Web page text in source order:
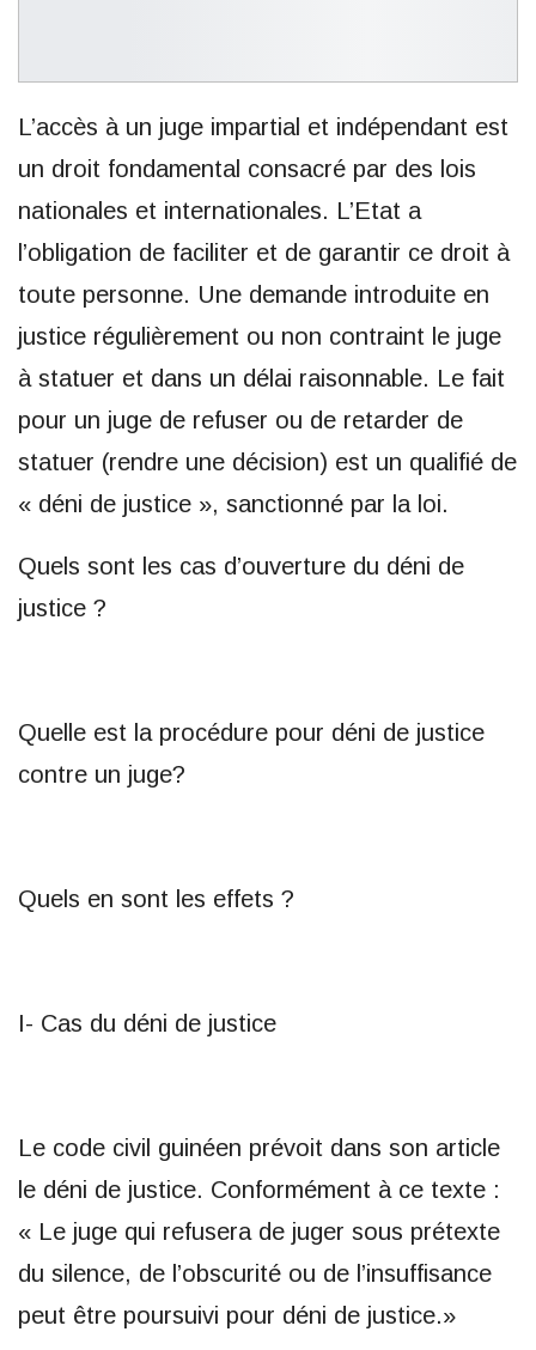
L’accès à un juge impartial et indépendant est
un droit fondamental consacré par des lois
nationales et internationales. L’Etat a
l’obligation de faciliter et de garantir ce droit à
toute personne. Une demande introduite en
justice régulièrement ou non contraint le juge
à statuer et dans un délai raisonnable. Le fait
pour un juge de refuser ou de retarder de
statuer (rendre une décision) est un qualifié de
« déni de justice », sanctionné par la loi.
Quels sont les cas d’ouverture du déni de
justice ?
Quelle est la procédure pour déni de justice
contre un juge?
Quels en sont les effets ?
I- Cas du déni de justice
Le code civil guinéen prévoit dans son article
le déni de justice. Conformément à ce texte :
« Le juge qui refusera de juger sous prétexte
du silence, de l’obscurité ou de l’insuffisance
peut être poursuivi pour déni de justice.»